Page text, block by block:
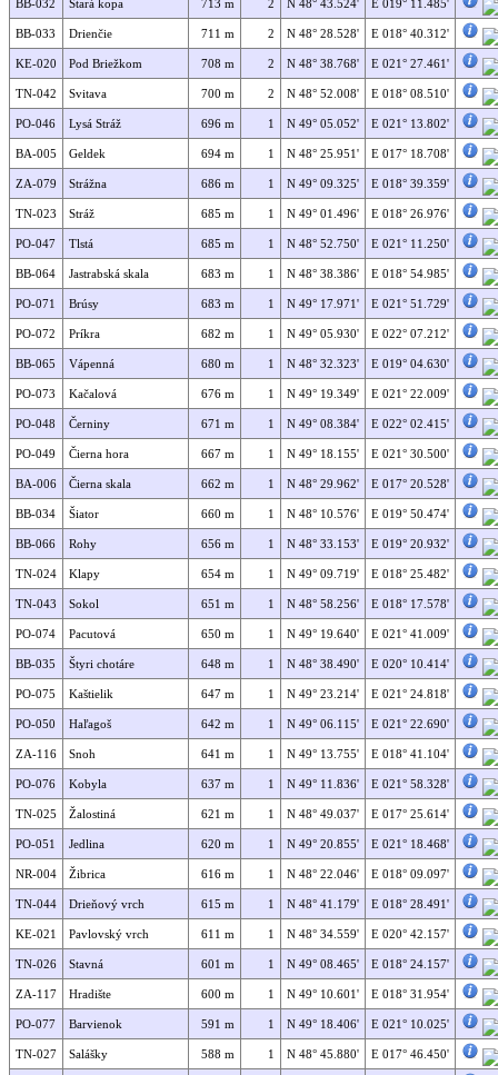
BB-032 Stará kopa 713 m 2 N 48° 43.524' E 019° 11.485'
BB-033 Drienčie 711 m 2 N 48° 28.528' E 018° 40.312'
KE-020 Pod Briežkom 708 m 2 N 48° 38.768' E 021° 27.461'
TN-042 Svitava 700 m 2 N 48° 52.008' E 018° 08.510'
PO-046 Lysá Stráž 696 m 1 N 49° 05.052' E 021° 13.802'
BA-005 Geldek 694 m 1 N 48° 25.951' E 017° 18.708'
ZA-079 Strážna 686 m 1 N 49° 09.325' E 018° 39.359'
TN-023 Stráž 685 m 1 N 49° 01.496' E 018° 26.976'
PO-047 Tlstá 685 m 1 N 48° 52.750' E 021° 11.250'
BB-064 Jastrabská skala 683 m 1 N 48° 38.386' E 018° 54.985'
PO-071 Brúsy 683 m 1 N 49° 17.971' E 021° 51.729'
PO-072 Príkra 682 m 1 N 49° 05.930' E 022° 07.212'
BB-065 Vápenná 680 m 1 N 48° 32.323' E 019° 04.630'
PO-073 Kačalová 676 m 1 N 49° 19.349' E 021° 22.009'
PO-048 Černiny 671 m 1 N 49° 08.384' E 022° 02.415'
PO-049 Čierna hora 667 m 1 N 49° 18.155' E 021° 30.500'
BA-006 Čierna skala 662 m 1 N 48° 29.962' E 017° 20.528'
BB-034 Šiator 660 m 1 N 48° 10.576' E 019° 50.474'
BB-066 Rohy 656 m 1 N 48° 33.153' E 019° 20.932'
TN-024 Klapy 654 m 1 N 49° 09.719' E 018° 25.482'
TN-043 Sokol 651 m 1 N 48° 58.256' E 018° 17.578'
PO-074 Pacutová 650 m 1 N 49° 19.640' E 021° 41.009'
BB-035 Štyri chotáre 648 m 1 N 48° 38.490' E 020° 10.414'
PO-075 Kaštielik 647 m 1 N 49° 23.214' E 021° 24.818'
PO-050 Haľagoš 642 m 1 N 49° 06.115' E 021° 22.690'
ZA-116 Snoh 641 m 1 N 49° 13.755' E 018° 41.104'
PO-076 Kobyla 637 m 1 N 49° 11.836' E 021° 58.328'
TN-025 Žalostiná 621 m 1 N 48° 49.037' E 017° 25.614'
PO-051 Jedlina 620 m 1 N 49° 20.855' E 021° 18.468'
NR-004 Žibrica 616 m 1 N 48° 22.046' E 018° 09.097'
TN-044 Drieňový vrch 615 m 1 N 48° 41.179' E 018° 28.491'
KE-021 Pavlovský vrch 611 m 1 N 48° 34.559' E 020° 42.157'
TN-026 Stavná 601 m 1 N 49° 08.465' E 018° 24.157'
ZA-117 Hradište 600 m 1 N 49° 10.601' E 018° 31.954'
PO-077 Barvienok 591 m 1 N 49° 18.406' E 021° 10.025'
TN-027 Salášky 588 m 1 N 48° 45.880' E 017° 46.450'